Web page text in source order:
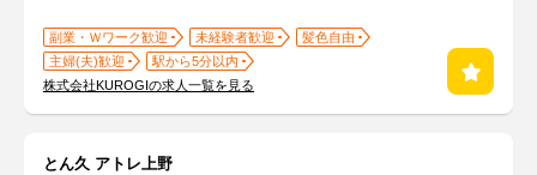
副業・Ｗワーク歓迎 未経験者歓迎
髪色自由
主婦(夫)歓迎
駅から5分以内
株式会社KUROGIの求人一覧を見る
とん久 アトレ上野